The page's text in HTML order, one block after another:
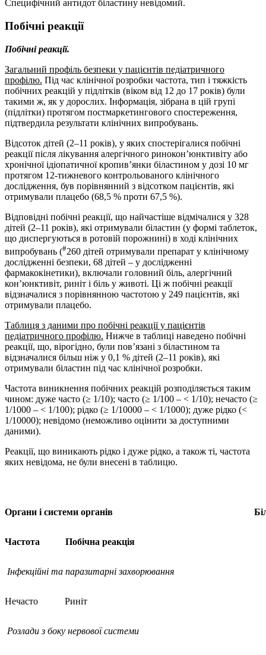
Специфічний антидот біластину невідомий.
Побічні реакції
Побічні реакції.
Загальний профіль безпеки у пацієнтів педіатричного
профілю. Під час клінічної розробки частота, тип і тяжкість
побічних реакцій у підлітків (віком від 12 до 17 років) були
такими ж, як у дорослих. Інформація, зібрана в цій групі
(підлітки) протягом постмаркетингового спостереження,
підтвердила результати клінічних випробувань.
Відсоток дітей (2–11 років), у яких спостерігалися побічні
реакції після лікування алергічного ринокон’юнктивіту або
хронічної ідіопатичної кропив’янки біластином у дозі 10 мг
протягом 12-тижневого контрольованого клінічного
дослідження, був порівнянний з відсотком пацієнтів, які
отримували плацебо (68,5 % проти 67,5 %).
Відповідні побічні реакції, що найчастіше відмічалися у 328
дітей (2–11 років), які отримували біластин (у формі таблеток,
що диспергуються в ротовій порожнині) в ході клінічних
випробувань (#260 дітей отримували препарат у клінічному
дослідженні безпеки, 68 дітей – у дослідженні
фармакокінетики), включали головний біль, алергічний
кон’юнктивіт, риніт і біль у животі. Ці ж побічні реакції
відзначалися з порівнянною частотою у 249 пацієнтів, які
отримували плацебо.
Таблиця з даними про побічні реакції у пацієнтів
педіатричного профілю. Нижче в таблиці наведено побічні
реакції, що, вірогідно, були пов’язані з біластином та
відзначалися більш ніж у 0,1 % дітей (2–11 років), які
отримували біластин під час клінічної розробки.
Частота виникнення побічних реакцій розподіляється таким
чином: дуже часто (≥ 1/10); часто (≥ 1/100 – < 1/10); нечасто (≥
1/1000 – < 1/100); рідко (≥ 1/10000 – < 1/1000); дуже рідко (<
1/10000); невідомо (неможливо оцінити за доступними
даними).
Реакції, що виникають рідко і дуже рідко, а також ті, частота
яких невідома, не були внесені в таблицю.
Органи і системи органів
Частота Побічна реакція
Інфекційні та паразитарні захворювання
Нечасто Риніт
Розлади з боку нервової системи